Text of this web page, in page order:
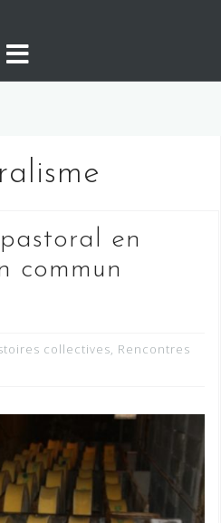
pastoral en
commun
collectives, Rencontres